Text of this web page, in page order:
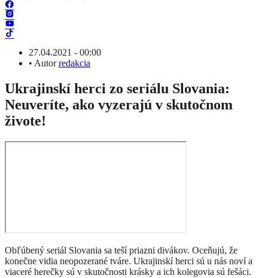
27.04.2021 - 00:00
• Autorredakcia
Ukrajinskí herci zo seriálu Slovania:
Neuveríte, ako vyzerajú v skutočnom
živote!
Obľúbený seriál Slovania sa teší priazni divákov. Oceňujú, že
konečne vidia neopozerané tváre. Ukrajinskí herci sú u nás noví a
viaceré herečky sú v skutočnosti krásky a ich kolegovia sú fešáci.